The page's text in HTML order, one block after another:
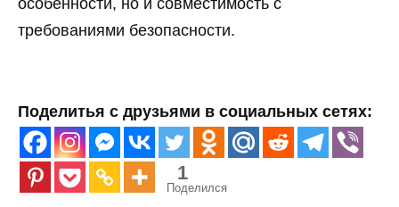
требованиями безопасности.
Поделитья с друзьями в социальных сетях:
1
Поделился